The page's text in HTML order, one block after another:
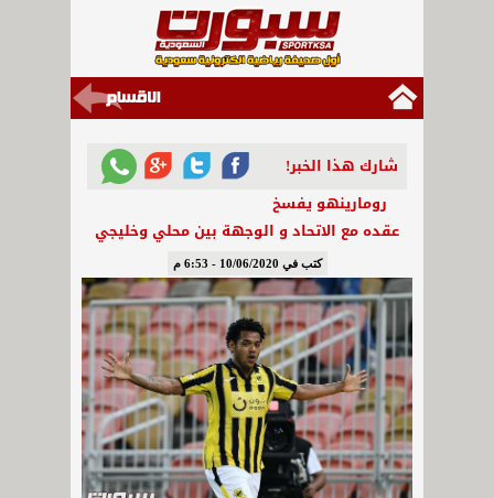
شارك هذا الخبر!
رومارينهو يفسخ
عقده مع الاتحاد و الوجهة بين محلي وخليجي
كتب في 10/06/2020 - 6:53 م